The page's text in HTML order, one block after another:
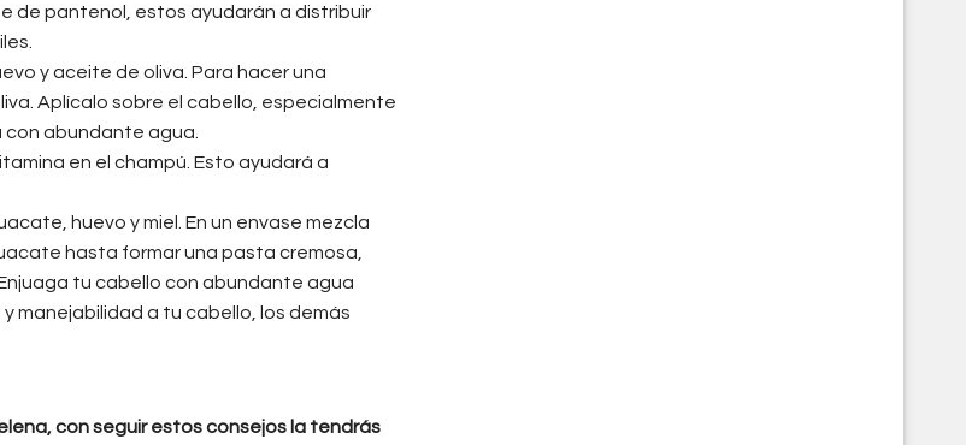
de pantenol, estos ayudarán a distribuir
y aceite de oliva. Para hacer una
Aplícalo sobre el cabello, especialmente
abundante agua.
en el champú. Esto ayudará a
huevo y miel. En un envase mezcla
hasta formar una pasta cremosa,
tu cabello con abundante agua
manejabilidad a tu cabello, los demás
con seguir estos consejos la tendrás